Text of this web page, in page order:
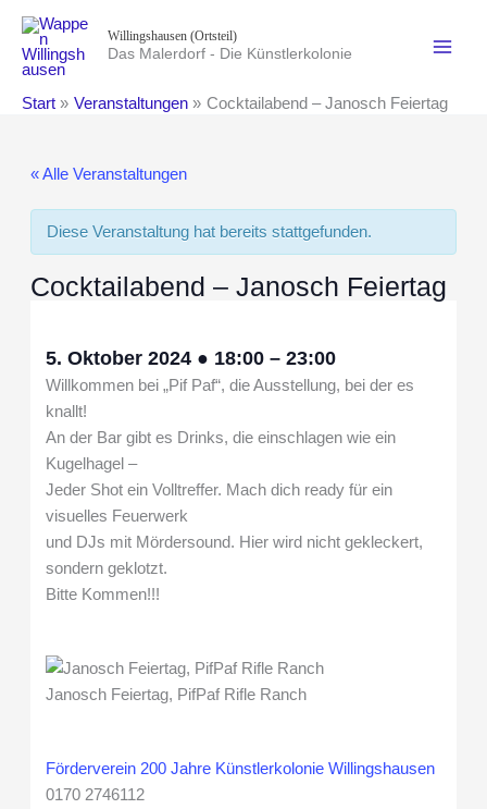
Inhalt
springen
Willingshausen (Ortsteil)
Das Malerdorf - Die Künstlerkolonie
Start Veranstaltungen Cocktailabend – Janosch Feiertag
« Alle Veranstaltungen
Diese Veranstaltung hat bereits stattgefunden.
Cocktailabend – Janosch Feiertag
5. Oktober 2024 ● 18:00–23:00
Willkommen bei „Pif Paf“, die Ausstellung, bei der es
knallt!
An der Bar gibt es Drinks, die einschlagen wie ein
Kugelhagel –
Jeder Shot ein Volltreffer. Mach dich ready für ein
visuelles Feuerwerk
und DJs mit Mördersound. Hier wird nicht gekleckert,
sondern geklotzt.
Bitte Kommen!!!
Janosch Feiertag, PifPaf Rifle Ranch
Förderverein 200 Jahre Künstlerkolonie Willingshausen
0170 2746112